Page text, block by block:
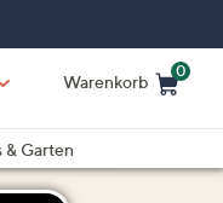
Warenkorb
0
& Garten